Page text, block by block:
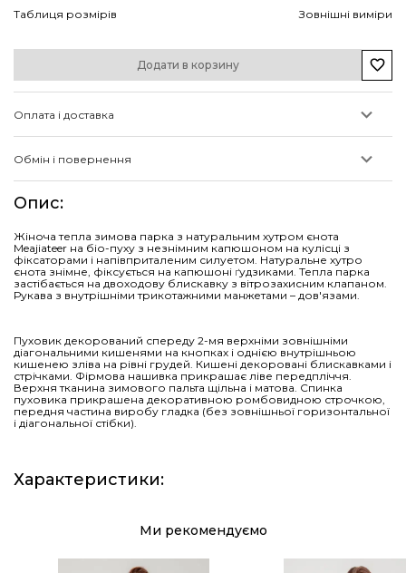
Таблиця розмірів Зовнішні виміри
Додати в корзину
Оплата і доставка
Обмін і повернення
Опис:
Жіноча тепла зимова парка з натуральним хутром єнота
Meajiateer на біо-пуху з незнімним капюшоном на кулісці з
фіксаторами і напівприталеним силуетом. Натуральне хутро
єнота знімне, фіксується на капюшоні ґудзиками. Тепла парка
застібається на двоходову блискавку з вітрозахисним клапаном.
Рукава з внутрішніми трикотажними манжетами – дов'язами.
Пуховик декорований спереду 2-мя верхніми зовнішніми
діагональними кишенями на кнопках і однією внутрішньою
кишенею зліва на рівні грудей. Кишені декоровані блискавками і
стрічками. Фірмова нашивка прикрашає ліве передпліччя.
Верхня тканина зимового пальта щільна і матова. Спинка
пуховика прикрашена декоративною ромбовидною строчкою,
передня частина виробу гладка (без зовнішньої горизонтальної
і діагональної стібки).
Характеристики:
Ми рекомендуємо